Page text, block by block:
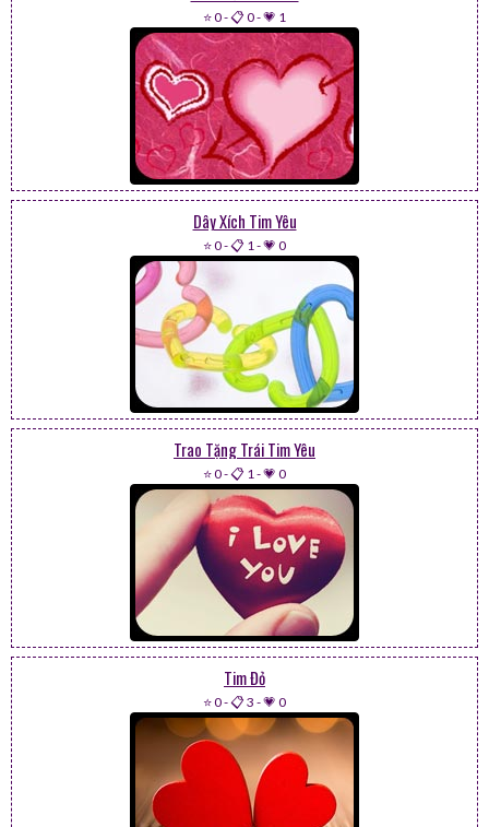
⭐ 0-📋 0-💗 1
Dây Xích Tim Yêu
⭐ 0-📋 1-💗 0
Trao Tặng Trái Tim Yêu
⭐ 0-📋 1-💗 0
Tim Đỏ
⭐ 0-📋 3 -💗 0